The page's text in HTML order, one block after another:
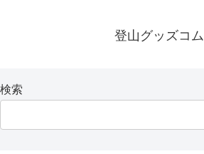
登山グッズコム
検索